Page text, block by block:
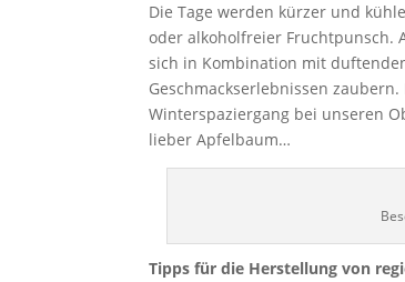
Die Tage werden kürzer und
oder alkoholfreier Fruchtpunsch.
sich in Kombination mit
Geschmackserlebnissen
Winterspaziergang bei unseren
lieber Apfelbaum…
Tipps für die Herstellung von